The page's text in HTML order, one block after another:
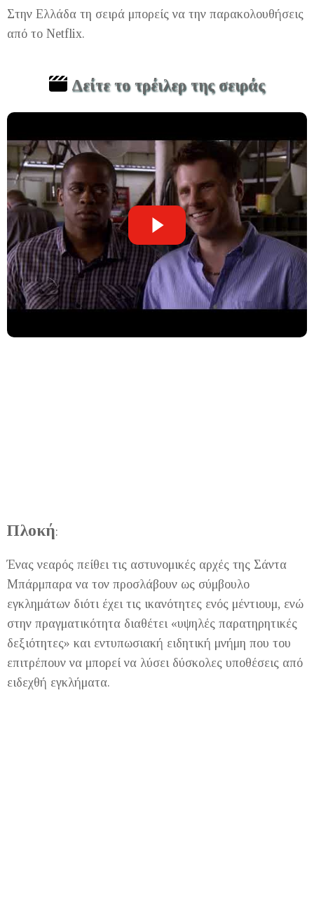
Στην Ελλάδα τη σειρά μπορείς να την παρακολουθήσεις
από το Netflix.
Δείτε το τρέιλερ της σειράς
Πλοκή:
Ένας νεαρός πείθει τις αστυνομικές αρχές της Σάντα
Μπάρμπαρα να τον προσλάβουν ως σύμβουλο
εγκλημάτων διότι έχει τις ικανότητες ενός μέντιουμ, ενώ
στην πραγματικότητα διαθέτει «υψηλές παρατηρητικές
δεξιότητες» και εντυπωσιακή ειδητική μνήμη που του
επιτρέπουν να μπορεί να λύσει δύσκολες υποθέσεις από
ειδεχθή εγκλήματα.